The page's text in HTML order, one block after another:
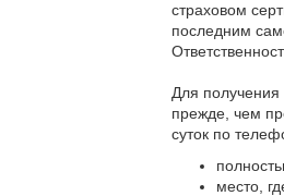
страховом
последним
Для получения
прежде, чем
суток по
место,